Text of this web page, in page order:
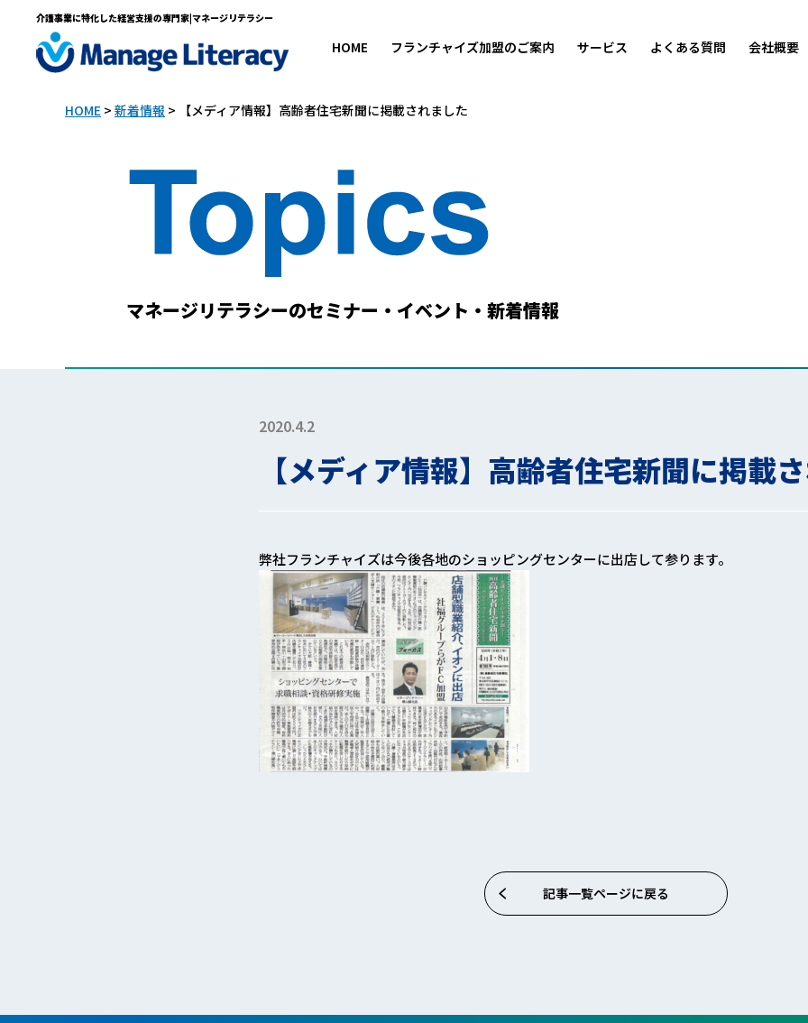
介護事業に特化した経営支援の専門家|マネージリテラシー
HOME フランチャイズ加盟のご案内 サービス よくある質問 会社概要
HOME > 新着情報 > 【メディア情報】高齢者住宅新聞に掲載されました
マネージリテラシーのセミナー・イベント・新着情報
2020.4.2
【メディア情報】高齢者住宅新聞に掲載
弊社フランチャイズは今後各地のショッピングセンターに出店して参ります。
記事一覧ページに戻る